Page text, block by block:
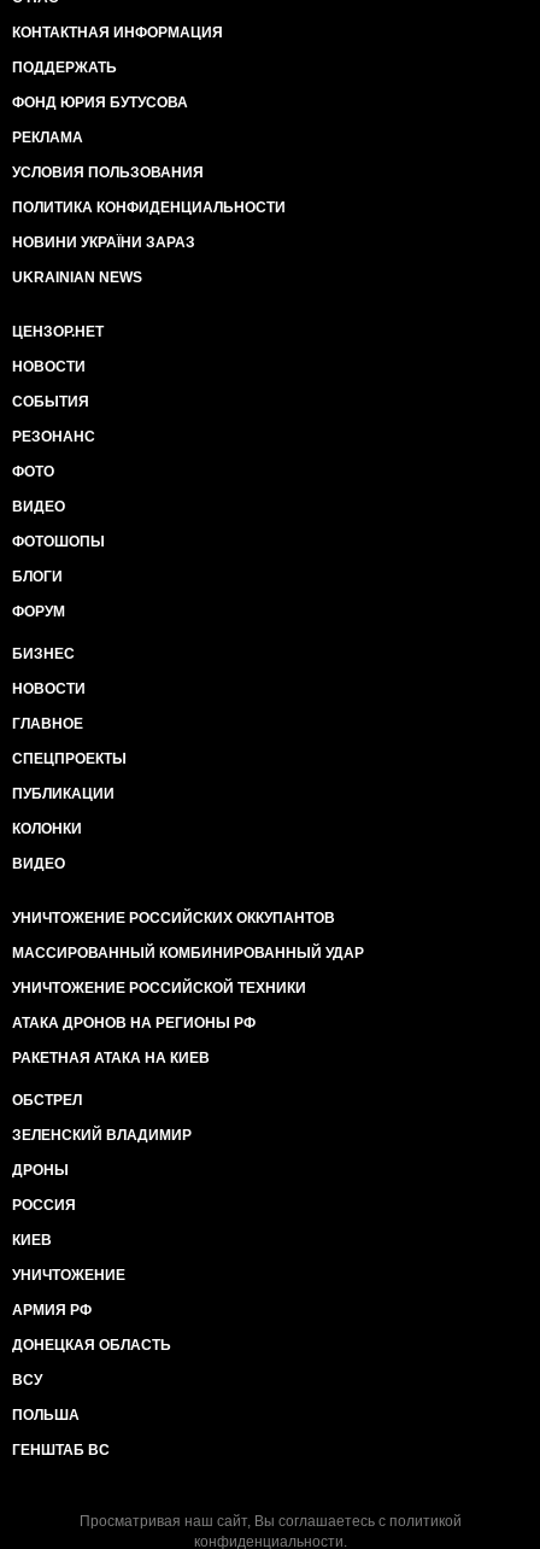
КОНТАКТНАЯ ИНФОРМАЦИЯ
ПОДДЕРЖАТЬ
ФОНД ЮРИЯ БУТУСОВА
РЕКЛАМА
УСЛОВИЯ ПОЛЬЗОВАНИЯ
ПОЛИТИКА КОНФИДЕНЦИАЛЬНОСТИ
НОВИНИ УКРАЇНИ ЗАРАЗ
UKRAINIAN NEWS
ЦЕНЗОР.НЕТ
НОВОСТИ
СОБЫТИЯ
РЕЗОНАНС
ФОТО
ВИДЕО
ФОТОШОПЫ
БЛОГИ
ФОРУМ
БИЗНЕС
НОВОСТИ
ГЛАВНОЕ
СПЕЦПРОЕКТЫ
ПУБЛИКАЦИИ
КОЛОНКИ
ВИДЕО
УНИЧТОЖЕНИЕ РОССИЙСКИХ ОККУПАНТОВ
МАССИРОВАННЫЙ КОМБИНИРОВАННЫЙ УДАР
УНИЧТОЖЕНИЕ РОССИЙСКОЙ ТЕХНИКИ
АТАКА ДРОНОВ НА РЕГИОНЫ РФ
РАКЕТНАЯ АТАКА НА КИЕВ
ОБСТРЕЛ
ЗЕЛЕНСКИЙ ВЛАДИМИР
ДРОНЫ
РОССИЯ
КИЕВ
УНИЧТОЖЕНИЕ
АРМИЯ РФ
ДОНЕЦКАЯ ОБЛАСТЬ
ВСУ
ПОЛЬША
ГЕНШТАБ ВС
Просматривая наш сайт, Вы соглашаетесь с политикой
конфиденциальности.